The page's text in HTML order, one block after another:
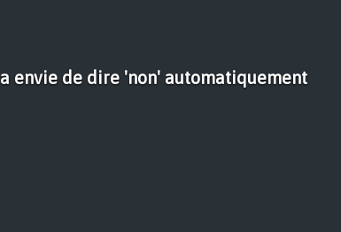
envie de dire 'non' automatiquement